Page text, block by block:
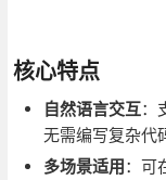
核心特点
自然语言交互：
无需编写复杂代
多场景适用：可